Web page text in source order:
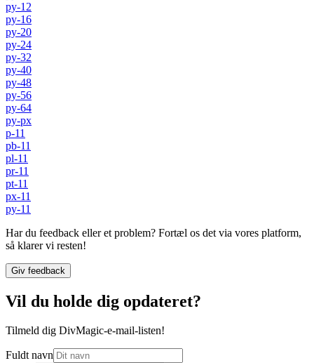
py-12
py-16
py-20
py-24
py-32
py-40
py-48
py-56
py-64
py-px
p-11
pb-11
pl-11
pr-11
pt-11
px-11
py-11
Har du feedback eller et problem? Fortæl os det via vores platform,
så klarer vi resten!
Giv feedback
Vil du holde dig opdateret?
Tilmeld dig DivMagic-e-mail-listen!
Fuldt navn